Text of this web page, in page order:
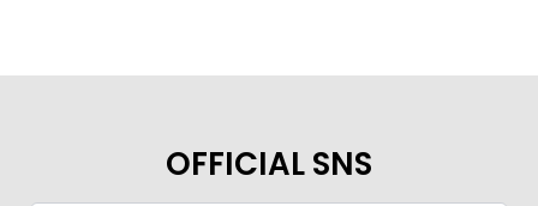
OFFICIAL SNS